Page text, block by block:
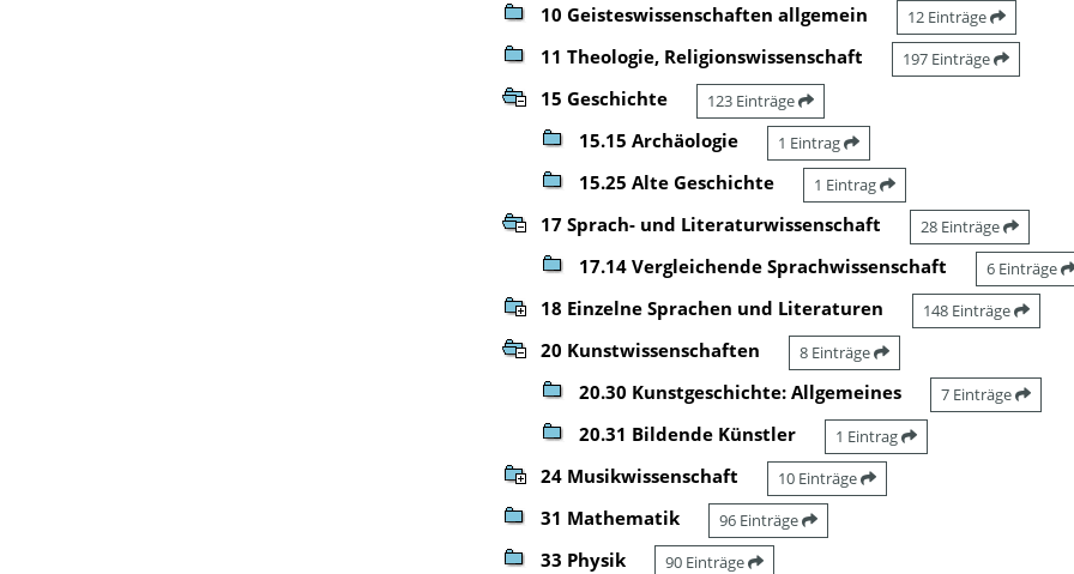
10 Geisteswissenschaften allgemein 12 Einträge
11 Theologie, Religionswissenschaft 197 Einträge
15 Geschichte 123 Einträge
15.15 Archäologie 1 Eintrag
15.25 Alte Geschichte 1 Eintrag
17 Sprach- und Literaturwissenschaft 28 Einträge
17.14 Vergleichende Sprachwissenschaft 6 Einträge
18 Einzelne Sprachen und Literaturen 148 Einträge
20 Kunstwissenschaften 8 Einträge
20.30 Kunstgeschichte: Allgemeines 7 Einträge
20.31 Bildende Künstler 1 Eintrag
24 Musikwissenschaft 10 Einträge
31 Mathematik 96 Einträge
33 Physik 90 Einträge